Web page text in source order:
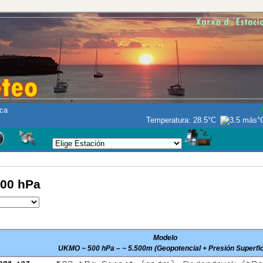
Temperatura: 28.5°C
hPa
Modelo
UKMO ~ 500 hPa – ~ 5.500m (Geopotencial + Presión